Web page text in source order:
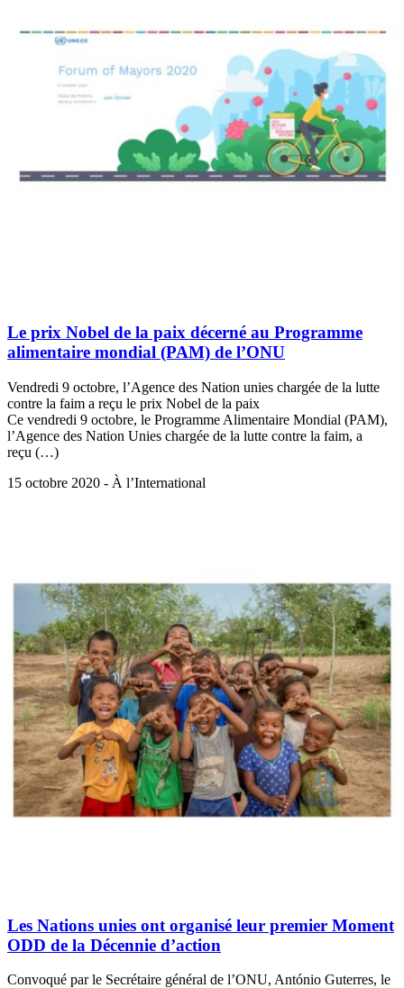
Le prix Nobel de la paix décerné au Programme
alimentaire mondial (PAM) de l’ONU
Vendredi 9 octobre, l’Agence des Nation unies chargée de la lutte
contre la faim a reçu le prix Nobel de la paix
Ce vendredi 9 octobre, le Programme Alimentaire Mondial (PAM),
l’Agence des Nation Unies chargée de la lutte contre la faim, a
reçu (…)
15 octobre 2020 - À l’International
Les Nations unies ont organisé leur premier Moment
ODD de la Décennie d’action
Convoqué par le Secrétaire général de l’ONU, António Guterres, le